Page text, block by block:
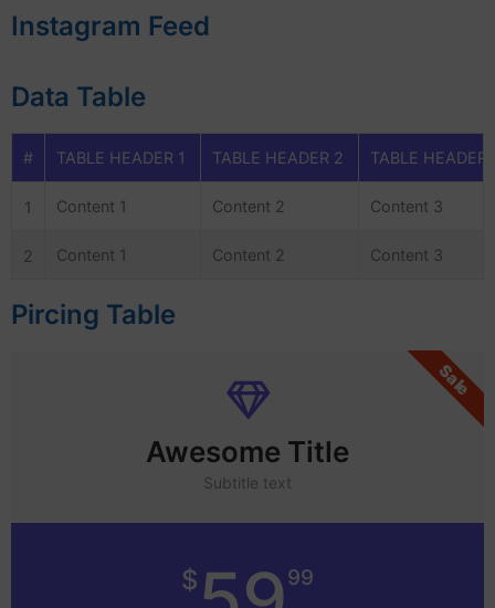
Instagram Feed
Data Table
# TABLE HEADER 1 TABLE HEADER 2 TABLE HEADER
1 Content 1 Content 2 Content 3
2 Content 1 Content 2 Content 3
Pircing Table
Awesome Title
Subtitle text
$ 99
Sale